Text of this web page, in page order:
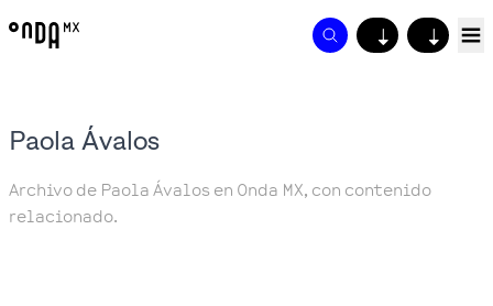
↓ ↓
Paola Ávalos
Archivo de Paola Ávalos en Onda MX, con contenido
relacionado.